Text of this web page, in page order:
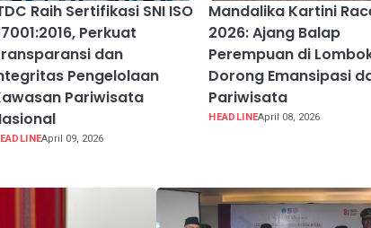
Raih Sertifikasi SNI ISO
Perkuat
dan
Pengelolaan
Pariwisata
April 09, 2026
Mandalika Kartini
2026: Ajang Balap
Perempuan di
Dorong Emansipasi
Pariwisata
HEADLINEApril 08, 2026